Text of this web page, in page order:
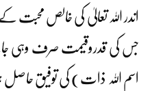
اندر اللہ تعالیٰ کی خالص
جس کی قدروقیمت صرف وہی
اسمِ اللہ ذات) کی توفیق حاصل